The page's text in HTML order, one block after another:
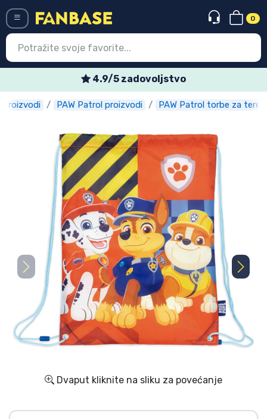
0
4.9/5 zadovoljstvo
proizvodi PAW Patrol proizvodi PAW Patrol torbe za
Dvaput kliknite na sliku za povećanje
Ulazak Registracija
Najnovije proizvodi
Akcija
Ekspresna dostava
Prednarudžbe
Outlet proizvodi
Dostava i plaćanje
TV serija proizvodi
Film proizvodi
Crtani proizvodi
Anime proizvodi